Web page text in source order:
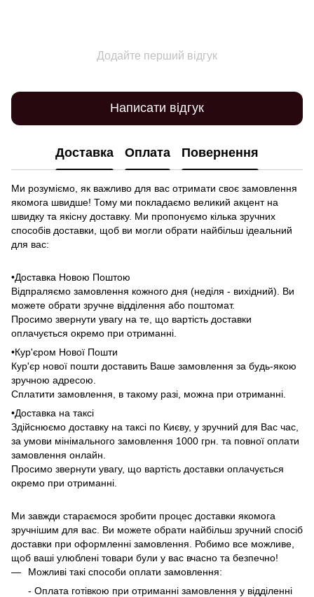
Додайте перший відгук
Написати відгук
Доставка Оплата Повернення
Ми розуміємо, як важливо для вас отримати своє замовлення
якомога швидше! Тому ми покладаємо великий акцент на
швидку та якісну доставку. Ми пропонуємо кілька зручних
способів доставки, щоб ви могли обрати найбільш ідеальний
для вас:
•Доставка Новою Поштою
Відпраляємо замовлення кожного дня (неділя - вихідний). Ви
можете обрати зручне відділення або поштомат.
Просимо звернути увагу на те, що вартість доставки
оплачується окремо при отриманні.
•Кур'єром Нової Пошти
Кур'єр нової пошти доставить Ваше замовлення за будь-якою
зручною адресою.
Сплатити замовлення, в такому разі, можна при отриманні.
•Доставка на таксі
Здійснюємо доставку на таксі по Києву, у зручний для Вас час,
за умови мінімального замовлення 1000 грн. та повної оплати
замовлення онлайн.
Просимо звернути увагу, що вартість доставки оплачується
окремо при отриманні.
Ми завжди стараємося зробити процес доставки якомога
зручнішим для вас. Ви можете обрати найбільш зручний спосіб
доставки при оформленні замовлення. Робимо все можливе,
щоб ваші улюблені товари були у вас вчасно та безпечно!
Можливі такі способи оплати замовлення:
- Оплата готівкою при отриманні замовлення у відділенні